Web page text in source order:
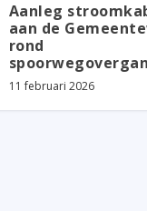
Aanleg
aan de
rond
11 februari 2026